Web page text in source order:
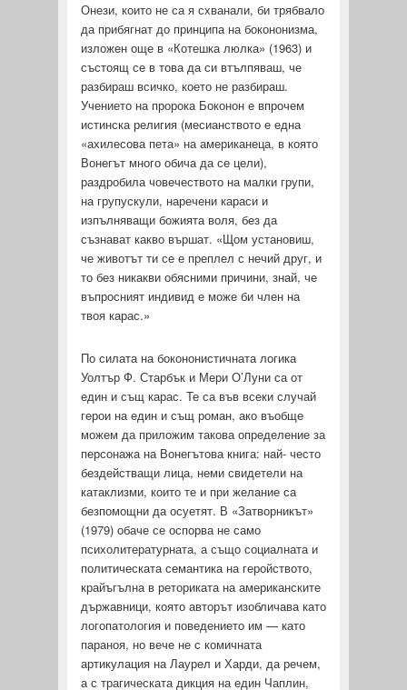
Онези, които не са я схванали, би трябвало
да прибягнат до принципа на бокононизма,
изложен още в «Котешка люлка» (1963) и
състоящ се в това да си втълпяваш, че
разбираш всич­ко, което не разбираш.
Учението на пророка Боконон е впро­чем
истинска религия (месианството е една
«ахилесова пета» на американеца, в която
Вонегът много обича да се цели),
раздробила човечеството на малки групи,
на групускули, на­речени караси и
изпълняващи божията воля, без да
съзнават какво вършат. «Щом установиш,
че животът ти се е преплел с нечий друг, и
то без никакви обясними причини, знай, че
въпросният индивид е може би член на
твоя карас.»
По силата на бокононистичната логика
Уолтър Ф. Старбък и Мери О’Луни са от
един и същ карас. Те са във всеки случай
герои на един и същ роман, ако въобще
можем да приложим такова определение за
персонажа на Вонегътова книга: най- често
бездействащи лица, неми свидетели на
катаклизми, които те и при желание са
безпомощни да осуетят. В «Затвор­никът»
(1979) обаче се оспорва не само
психолитературната, а също социалната и
политическата семантика на геройството,
крайъгълна в реториката на американските
държавници, която авторът изобличава като
логопатология и поведението им — като
параноя, но вече не с комичната
артикулация на Лаурел и Харди, да речем,
а с трагическата дикция на един Чаплин,